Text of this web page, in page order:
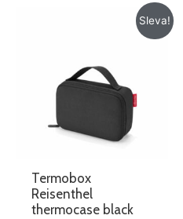
Sleva!
Termobox
Reisenthel
thermocase black
Aktuální
cena